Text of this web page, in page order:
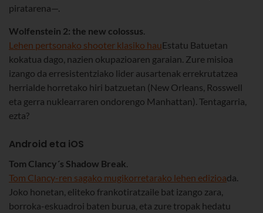
piratarena—.
Wolfenstein 2: the new colossus.
Lehen pertsonako shooter klasiko hauEstatu Batuetan
kokatua dago, nazien okupazioaren garaian. Zure misioa
izango da erresistentziako lider ausartenak errekrutatzea
herrialde horretako hiri batzuetan (New Orleans, Rosswell
eta gerra nuklearraren ondorengo Manhattan). Tentagarria,
ezta?
Android eta iOS
Tom Clancy´s Shadow Break.
Tom Clancy-ren sagako mugikorretarako lehen edizioada.
Joko honetan, eliteko frankotiratzaile bat izango zara,
borroka-eskuadroi baten burua, eta zure tropak hedatu